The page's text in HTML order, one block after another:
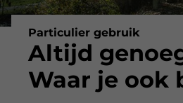
Particulier gebruik
Altijd
Waar je ook